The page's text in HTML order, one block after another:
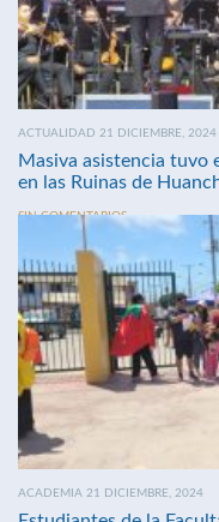
ACTUALIDAD 21 DICIEMBRE, 2024
Masiva asistencia tuvo
en las Ruinas de
SIN COMENTARIOS
ACADEMIA 21 DICIEMBRE, 2024